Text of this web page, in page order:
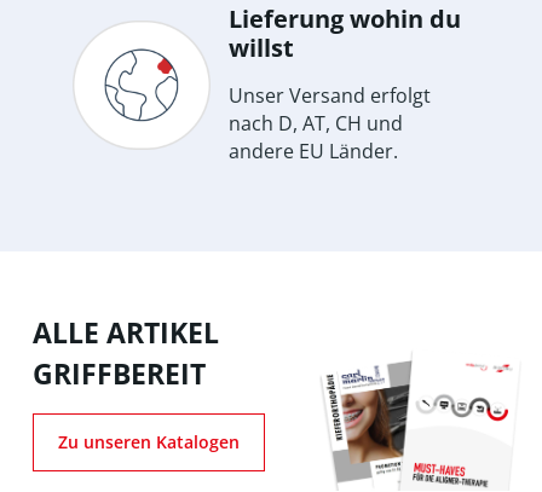
Lieferung wohin du
willst
Unser Versand erfolgt
nach D, AT, CH und
andere EU Länder.
ALLE ARTIKEL
GRIFFBEREIT
Zu unseren Katalogen